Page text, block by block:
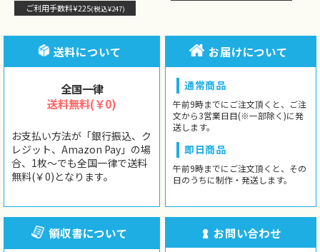
ご利用手数料¥225(税込¥247)
送料について
全国一律
送料無料(￥0)
お支払い方法が「銀行振込、ク
レジット、Amazon Pay」の場
合、1枚〜でも全国一律で送料
無料(￥0)となります。
お届けについて
通常商品
午前9時までにご注文頂くと、ご注
文から3営業日目(※一部除く)に発
送します。
即日商品
午前9時までにご注文頂くと、その
日のうちに制作・発送します。
領収書について お問い合わせ